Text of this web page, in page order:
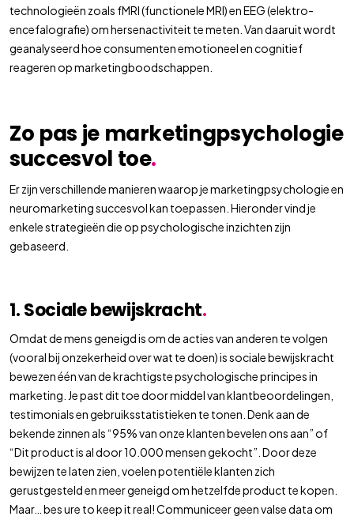
technologieën zoals fMRI (functionele MRI) en EEG (elektro-
encefalografie) om hersenactiviteit te meten. Van daaruit wordt
geanalyseerd hoe consumenten emotioneel en cognitief
reageren op marketingboodschappen.
Zo pas je marketingpsychologie
succesvol toe.
Er zijn verschillende manieren waarop je marketingpsychologie en
neuromarketing succesvol kan toepassen. Hieronder vind je
enkele strategieën die op psychologische inzichten zijn
gebaseerd.
1. Sociale bewijskracht.
Omdat de mens geneigd is om de acties van anderen te volgen
(vooral bij onzekerheid over wat te doen) is sociale bewijskracht
bewezen één van de krachtigste psychologische principes in
marketing. Je past dit toe door middel van klantbeoordelingen,
testimonials en gebruiksstatistieken te tonen. Denk aan de
bekende zinnen als “95% van onze klanten bevelen ons aan” of
“Dit product is al door 10.000 mensen gekocht”. Door deze
bewijzen te laten zien, voelen potentiële klanten zich
gerustgesteld en meer geneigd om hetzelfde product te kopen.
Maar… bes ure to keep it real! Communiceer geen valse data om